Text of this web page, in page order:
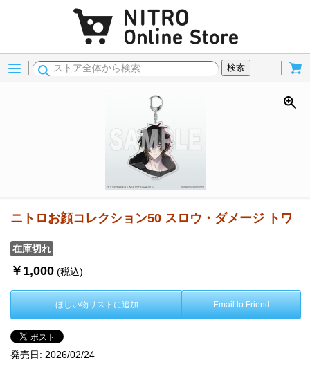
Menu
検索
ニトロお顔コレクション50 スロウ・ダメージ トワ
在庫切れ
￥1,000 (税込)
ほしい物リストに追加 Email to Friend
発売日: 2026/02/24